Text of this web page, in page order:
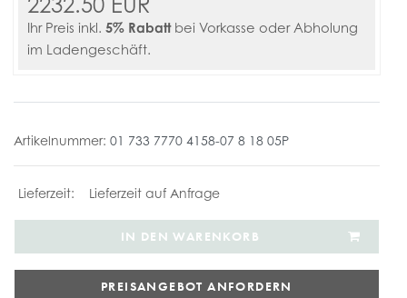
Ihr Preis inkl. 5% Rabattbei Vorkasse oder Abholung
im Ladengeschäft.
Artikelnummer: 01 733 7770 4158-07 8 18 05P
Lieferzeit auf Anfrage
IN DEN WARENKORB
PREISANGEBOT ANFORDERN